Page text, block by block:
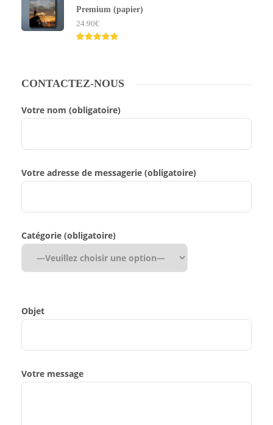
Premium (papier)
24.90€
CONTACTEZ-NOUS
Votre nom (obligatoire)
Votre adresse de messagerie (obligatoire)
Catégorie (obligatoire)
Objet
Votre message